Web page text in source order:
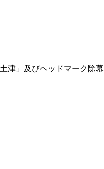
津」及びヘッドマーク除